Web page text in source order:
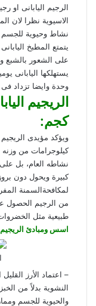
الرجيم اليابانى او
الاسيوية نظرا لان
نشاط وحيوية
يتمتع المطبخ
على الشعور بالشبع
وحدة وايضا تزداد
كجم:
كيلوجرامات من
نشاطه العام، بل
كبيرة ويحول دون
لمكافحةالسمنة
من الرجيم الحصول
طبيعية مثل
اسس ومبادئ الريجيم
– اعتماد الأرز
النشوية بدلاً من
والحيوية للجسم